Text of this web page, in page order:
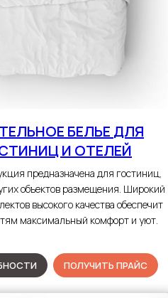
БЕЛЬЕ ДЛЯ
И ОТЕЛЕЙ
предназначена для гостиниц,
объектов размещения. Широкий
высокого качества обеспечит
максимальный комфорт и уют.
ПОЛУЧИТЬ ПРАЙС